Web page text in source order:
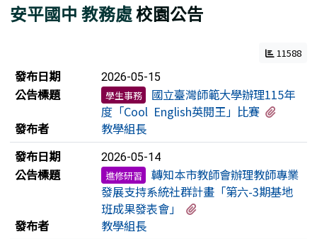
安平國中 教務處校園公告
11588
新聞列表
發布日期 2026-05-15
公告標題 學生事務
國立臺灣師範大學辦理115年
度「Cool English英閱王」比賽
發布者
教學組長
發布日期
2026-05-14
公告標題 進修研習
轉知本市教師會辦理教師專業
發展支持系統社群計畫「第六-3期基地
班成果發表會」
發布者
教學組長